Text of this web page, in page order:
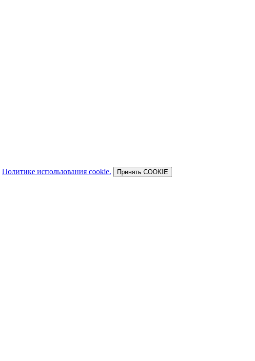
Политике использования cookie. Принять COOKIE